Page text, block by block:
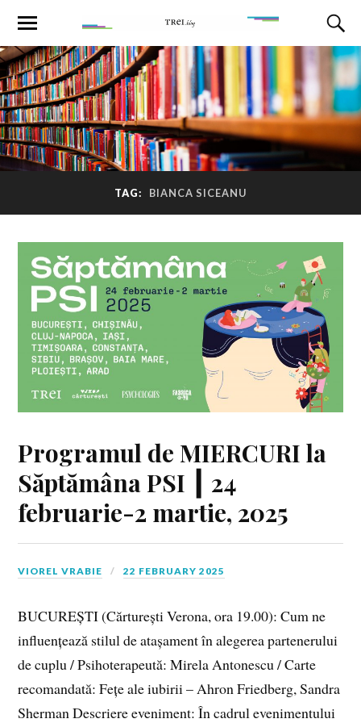
TAG: BIANCA SICEANU
Programul de MIERCURI la
Săptămâna PSI ┃ 24
februarie-2 martie, 2025
VIOREL VRABIE 22 FEBRUARY 2025
BUCUREȘTI (Cărturești Verona, ora 19.00): Cum ne
influențează stilul de atașament în alegerea partenerului
de cuplu / Psihoterapeută: Mirela Antonescu / Carte
recomandată: Fețe ale iubirii – Ahron Friedberg, Sandra
Sherman Descriere eveniment: În cadrul evenimentului